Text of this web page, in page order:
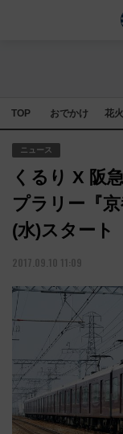
TOP おでかけ 花火
ニュース
くるり X 阪
プラリー『
(水)スタート
2017.09.10 11:09